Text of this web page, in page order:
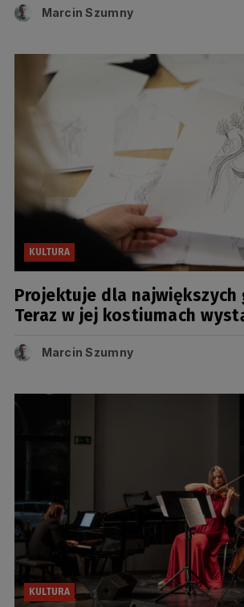
Marcin Szumny
KULTURA
Projektuje dla największych
Teraz w jej kostiumach
Marcin Szumny
KULTURA